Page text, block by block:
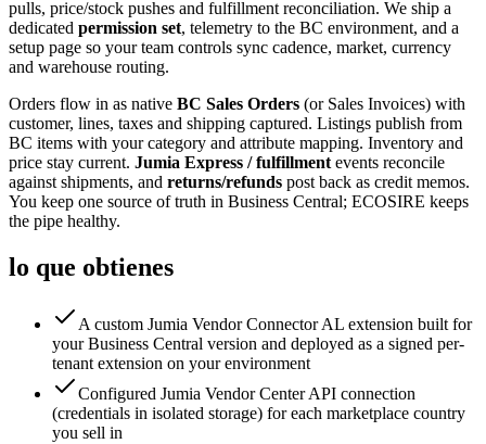
pulls, price/stock pushes and fulfillment reconciliation. We ship a
dedicated permission set, telemetry to the BC environment, and a
setup page so your team controls sync cadence, market, currency
and warehouse routing.
Orders flow in as native BC Sales Orders (or Sales Invoices) with
customer, lines, taxes and shipping captured. Listings publish from
BC items with your category and attribute mapping. Inventory and
price stay current. Jumia Express / fulfillment events reconcile
against shipments, and returns/refunds post back as credit memos.
You keep one source of truth in Business Central; ECOSIRE keeps
the pipe healthy.
lo que obtienes
A custom Jumia Vendor Connector AL extension built for
your Business Central version and deployed as a signed per-
tenant extension on your environment
Configured Jumia Vendor Center API connection
(credentials in isolated storage) for each marketplace country
you sell in